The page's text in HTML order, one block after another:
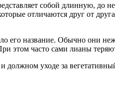
собой длинную, до
отличаются друг от
его название. Обычно они
этом часто сами лианы
должном уходе за